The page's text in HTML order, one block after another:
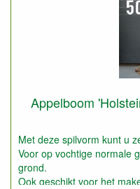
Appelboom
Met deze spilvorm kunt u
Voor op vochtige normale
grond.
Ook geschikt voor het